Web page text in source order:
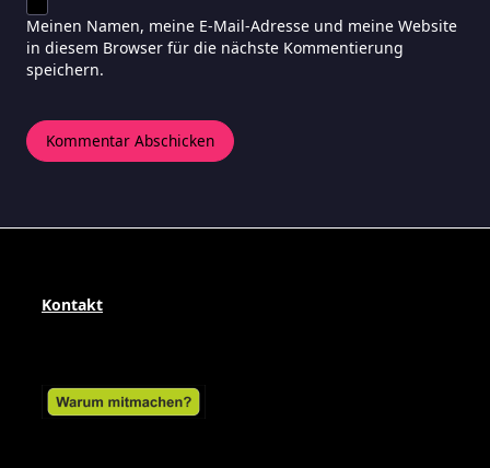
Meinen Namen, meine E-Mail-Adresse und meine Website
in diesem Browser für die nächste Kommentierung
speichern.
Kontakt